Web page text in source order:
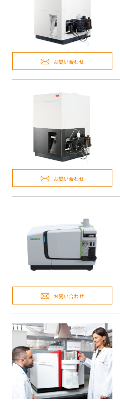
お問い合わせ
お問い合わせ
お問い合わせ